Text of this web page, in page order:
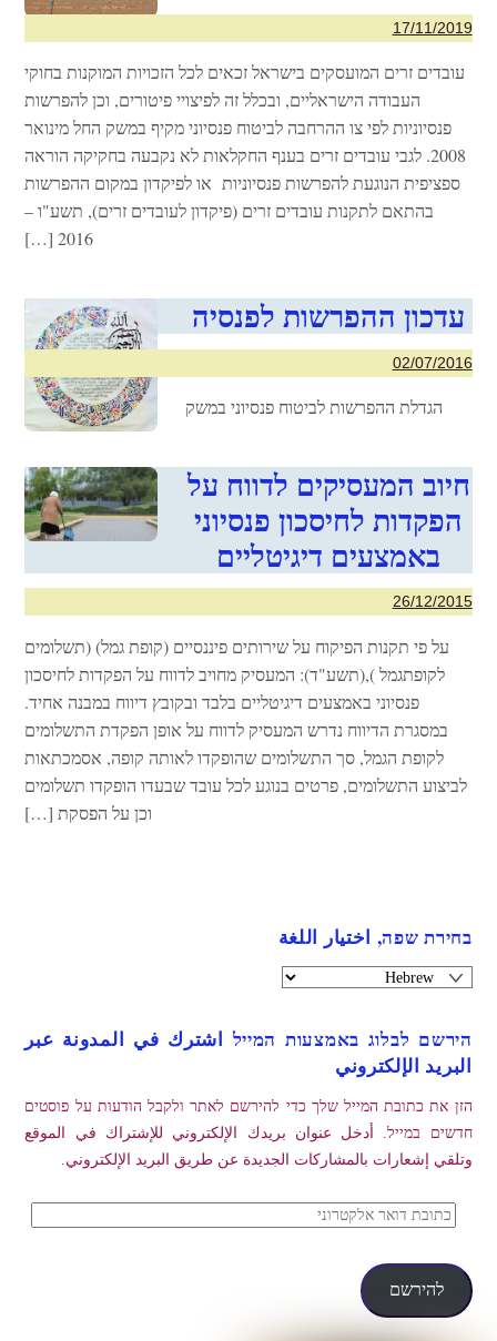
17/11/2019
עובדים זרים המועסקים בישראל זכאים לכל הזכויות המוקנות בחוקי
העבודה הישראליים, ובכלל זה לפיצויי פיטורים, וכן להפרשות
פנסיוניות לפי צו ההרחבה לביטוח פנסיוני מקיף במשק החל מינואר
2008. לגבי עובדים זרים בענף החקלאות לא נקבעה בחקיקה הוראה
ספציפית הנוגעת להפרשות פנסיוניות או לפיקדון במקום ההפרשות
בהתאם לתקנות עובדים זרים (פיקדון לעובדים זרים), תשע"ו –
2016 […]
עדכון ההפרשות לפנסיה
02/07/2016
הגדלת ההפרשות לביטוח פנסיוני במשק
חיוב המעסיקים לדווח על
הפקדות לחיסכון פנסיוני
באמצעים דיגיטליים
26/12/2015
על פי תקנות הפיקוח על שירותים פיננסיים (קופת גמל) (תשלומים
לקופתגמל ),(תשע"ד): המעסיק מחויב לדווח על הפקדות לחיסכון
פנסיוני באמצעים דיגיטליים בלבד ובקובץ דיווח במבנה אחיד.
במסגרת הדיווח נדרש המעסיק לדווח על אופן הפקדת התשלומים
לקופת הגמל, סך התשלומים שהופקדו לאותה קופה, אסמכתאות
לביצוע התשלומים, פרטים בנוגע לכל עובד שבעדו הופקדו תשלומים
וכן על הפסקת […]
בחירת שפה, اختيار اللغة
הירשם לבלוג באמצעות המייל اشترك في المدونة عبر
البريد الإلكتروني
הזן את כתובת המייל שלך כדי להירשם לאתר ולקבל הודעות על פוסטים
חדשים במייל. أدخل عنوان بريدك الإلكتروني للإشتراك في الموقع
وتلقي إشعارات بالمشاركات الجديدة عن طريق البريد الإلكتروني.
כתובת
אלקטרוני
להירשם